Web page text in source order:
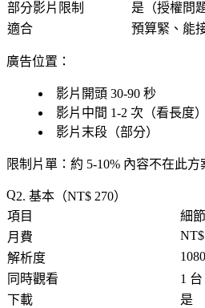
部分影片限制
是（授權問題
適合
預算緊、能
廣告位置 ：
影片開頭 30-90 秒
影片中間 1-2 次（看長度）
影片末段（部分）
限制片單 ：約 5-10% 內容不在此
2. 基本（NT$ 270）
項目
細節
月費
解析度
同時觀看
1 台
下載
是